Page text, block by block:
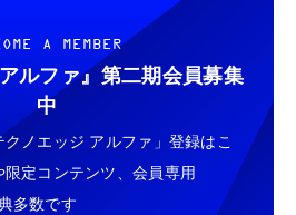
A MEMBER
ルファ』 第二期会員募集
中
ノエッジ アルファ」登録はこ
定コンテンツ、会員専用
多数です